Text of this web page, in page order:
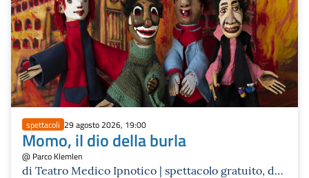
spettacoli 29 agosto 2026, 19:00
Momo, il dio della burla
@ Parco Klemlen
di Teatro Medico Ipnotico | spettacolo gratuito, dai